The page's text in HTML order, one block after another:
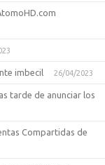
imbecil 26/04/2023
tarde de anunciar los
Compartidas de